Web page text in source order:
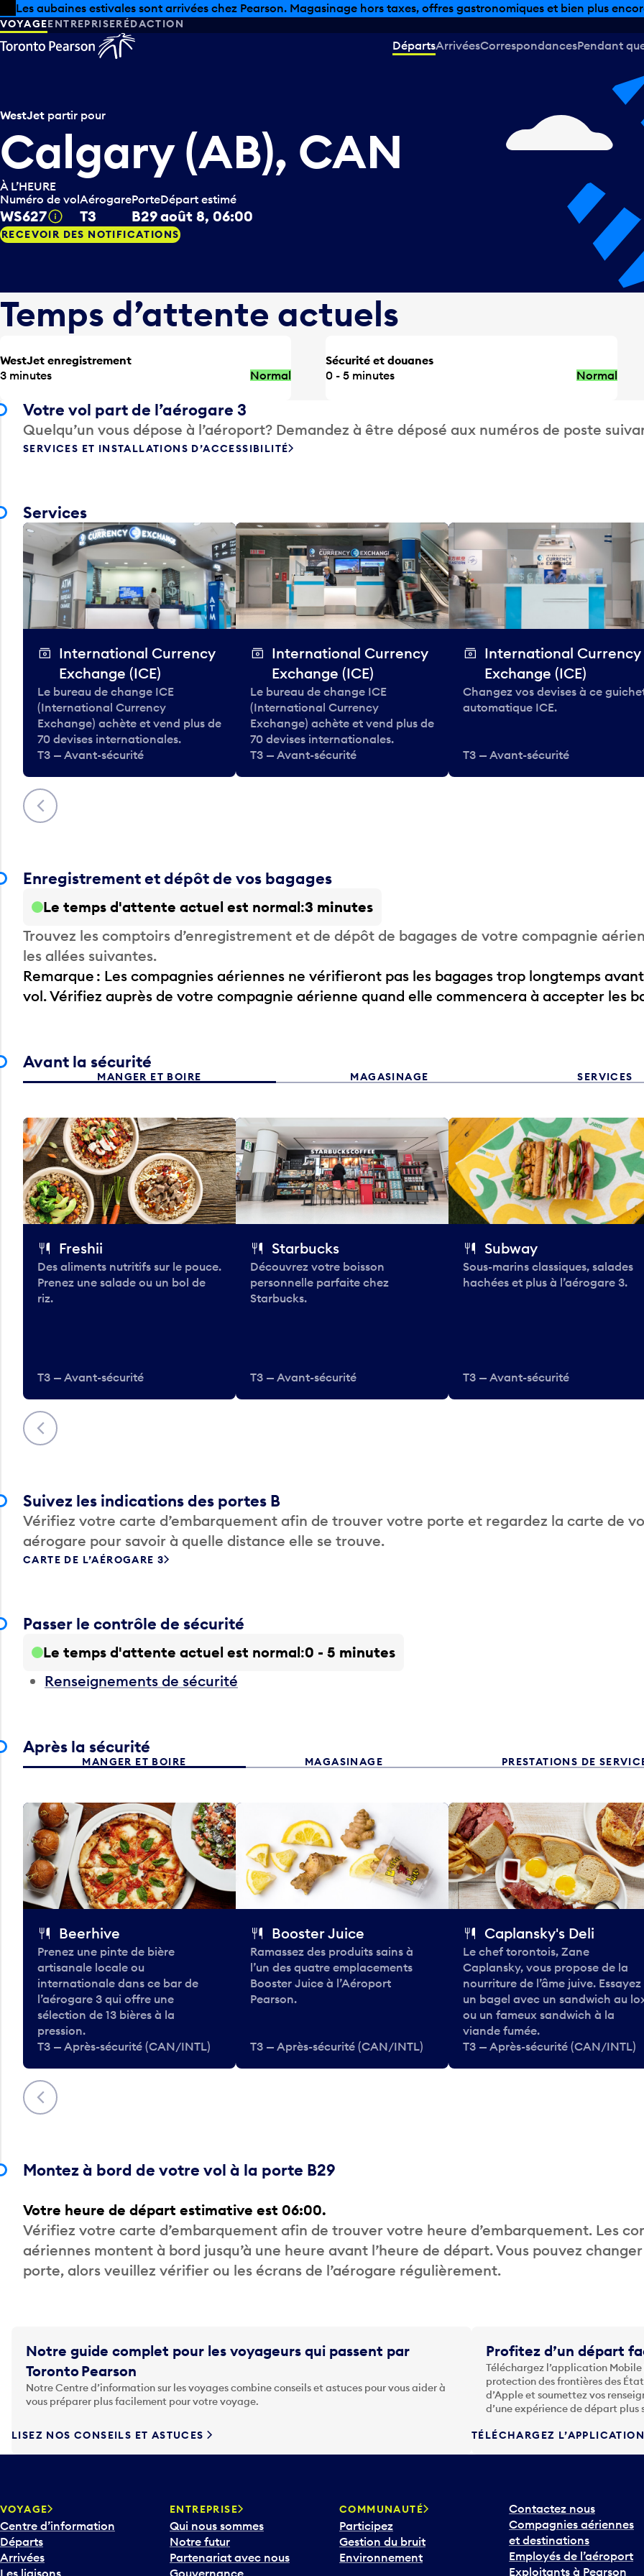
Skip to offers
Passer au contenu principal
Les aubaines estivales sont arrivées chez Pearson. Magasinage hors taxes, offres gastronomiques et bien plus
VOYAGEENTREPRISERÉDACTION
DépartsArrivéesCorrespondancesPendant
WestJet partir pour
Calgary (AB), CAN
À L’HEURE
Numéro de vol
WS627 Infobulle
Aérogare
T3
Porte
B29
Départ estimé
août 8, 06:00
RECEVOIR DES NOTIFICATIONS
Temps d’attente actuels
WestJet enregistrement
3 minutes
Normal
Sécurité et douanes
0 - 5 minutes
Normal
Votre vol part de l’aérogare 3
Quelqu’un vous dépose à l’aéroport? Demandez à être déposé aux numéros de poste
SERVICES ET INSTALLATIONS D’ACCESSIBILITÉ
Services
Précédent
International Currency
Exchange (ICE)
Le bureau de change ICE
(International Currency
Exchange) achète et vend plus de
70 devises internationales.
T3 — Avant-sécurité
International Currency
Exchange (ICE)
Le bureau de change ICE
(International Currency
Exchange) achète et vend plus de
70 devises internationales.
T3 — Avant-sécurité
International Currency
Exchange (ICE)
Changez vos devises à ce
automatique ICE.
T3 — Avant-sécurité
Enregistrement et dépôt de vos bagages
Le temps d'attente actuel est normal 3 minutes
Trouvez les comptoirs d’enregistrement et de dépôt de bagages de votre compagnie
les allées suivantes.
Remarque : Les compagnies aériennes ne vérifieront pas les bagages trop longtemps
vol. Vérifiez auprès de votre compagnie aérienne quand elle commencera à accepter les
Avant la sécurité
MANGER ET BOIRE MAGASINAGE SERVICES
Précédent
Freshii
Des aliments nutritifs sur le pouce.
Prenez une salade ou un bol de
riz.
T3 — Avant-sécurité
Starbucks
Découvrez votre boisson
personnelle parfaite chez
Starbucks.
T3 — Avant-sécurité
Subway
Sous-marins classiques, salades
hachées et plus à l’aérogare 3.
T3 — Avant-sécurité
Suivez les indications des portes B
Vérifiez votre carte d’embarquement afin de trouver votre porte et regardez la carte de
aérogare pour savoir à quelle distance elle se trouve.
CARTE DE L’AÉROGARE 3
Passer le contrôle de sécurité
Le temps d'attente actuel est normal 0 - 5 minutes
Renseignements de sécurité
Après la sécurité
MANGER ET BOIRE MAGASINAGE PRESTATIONS DE
Précédent
Beerhive
Prenez une pinte de bière
artisanale locale ou
internationale dans ce bar de
l’aérogare 3 qui offre une
sélection de 13 bières à la
pression.
T3 — Après-sécurité (CAN/INTL)
Booster Juice
Ramassez des produits sains à
l’un des quatre emplacements
Booster Juice à l’Aéroport
Pearson.
T3 — Après-sécurité (CAN/INTL)
Caplansky's Deli
Le chef torontois, Zane
Caplansky, vous propose de la
nourriture de l’âme juive. Essayez
un bagel avec un sandwich au
ou un fameux sandwich à la
viande fumée.
T3 — Après-sécurité (CAN/INTL)
Montez à bord de votre vol à la porte B29
Votre heure de départ estimative est 06:00.
Vérifiez votre carte d’embarquement afin de trouver votre heure d’embarquement. Les
aériennes montent à bord jusqu’à une heure avant l’heure de départ. Vous pouvez
porte, alors veuillez vérifier ou les écrans de l’aérogare régulièrement.
Notre guide complet pour les voyageurs qui passent par
Toronto Pearson
Notre Centre d’information sur les voyages combine conseils et astuces pour vous aider à
vous préparer plus facilement pour votre voyage.
LISEZ NOS CONSEILS ET ASTUCES
Profitez d’un départ
Téléchargez l’application
protection des frontières des
d’Apple et soumettez vos
d’une expérience de départ plus
TÉLÉCHARGEZ L’APPLICATION
VOYAGE
Centre d’information
Départs
Arrivées
Les liaisons
ENTREPRISE
Qui nous sommes
Notre futur
Partenariat avec nous
Gouvernance
COMMUNAUTÉ
Participez
Gestion du bruit
Environnement
Contactez nous
Compagnies aériennes
et destinations
Employés de l’aéroport
Exploitants à Pearson